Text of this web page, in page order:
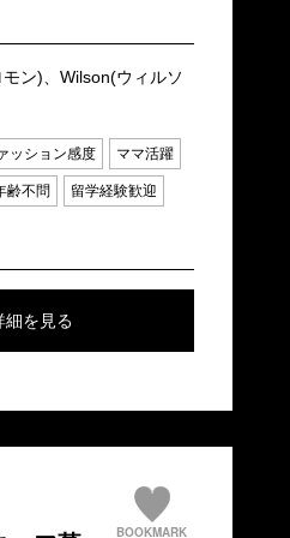
ン)、Wilson(ウィルソ
ッション感度 ママ活躍
齢不問 留学経験歓迎
細を見る
BOOKMARK